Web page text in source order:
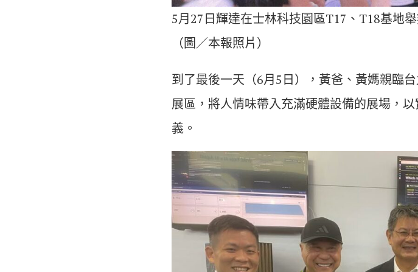
5月27日輝達在士林科技園區T17、T18基地
（圖／本報照片）
到了最後一天（6月5日），黃爸、黃媽親臨
展區，將人情味帶入充滿硬體設備的展場，
義。